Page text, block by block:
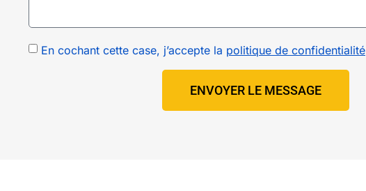
En cochant cette case, j’accepte la politique de confidentialité
ENVOYER LE MESSAGE